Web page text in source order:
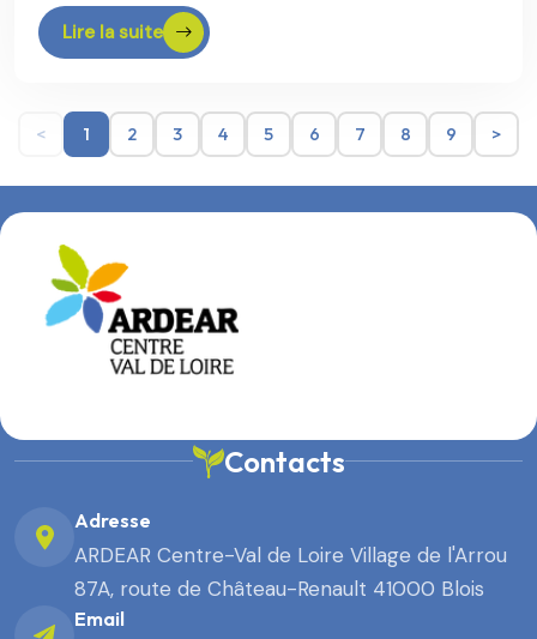
Lire la suite
< 1 2 3 4 5 6 7 8 9 >
Contacts
Adresse
ARDEAR Centre-Val de Loire Village de l'Arrou
87A, route de Château-Renault 41000 Blois
Email